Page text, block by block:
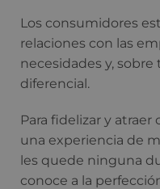
Los consumidores
relaciones con las
necesidades y,
diferencial.
Para fidelizar y
una experiencia de
les quede ninguna
conoce a la